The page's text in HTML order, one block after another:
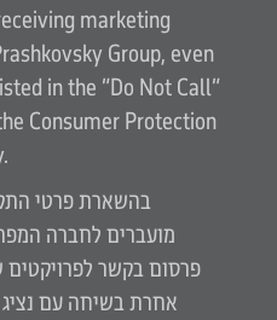
marketing
Group, even
in the “Do Not Call”
Consumer Protection
בהשארת פרטי
מועברים לחברה
פרסום בקשר
אחרת בשיחה עם